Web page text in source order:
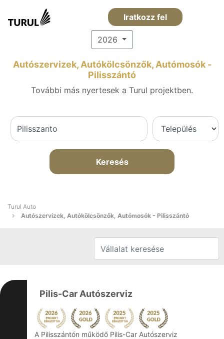
Iratkozz fel
2026
Autószervizek, Autókölcsönzők, Autómosók -
Pilisszántó
További más nyertesek a Turul projektben.
Keresés
Turul Auto
Autószervizek, Autókölcsönzők, Autómosók - Pilisszántó
Pilis-Car Autószerviz
A Pilisszántón működő Pilis-Car Autószerviz